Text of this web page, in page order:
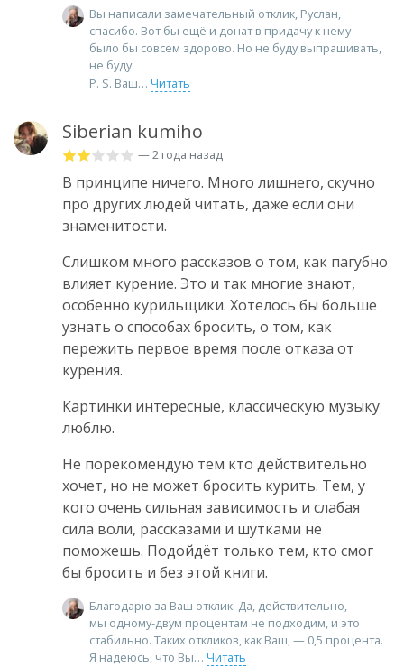
Вы написали замечательный отклик, Руслан,
спасибо. Вот бы ещё и донат в придачу к нему —
было бы совсем здорово. Но не буду выпрашивать,
не буду.
P. S. Ваш
Читать
Siberian kumiho
— 2 года назад
В принципе ничего. Много лишнего, скучно
про других людей читать, даже если они
знаменитости.
Слишком много рассказов о том, как пагубно
влияет курение. Это и так многие знают,
особенно курильщики. Хотелось бы больше
узнать о способах бросить, о том, как
пережить первое время после отказа от
курения.
Картинки интересные, классическую музыку
люблю.
Не порекомендую тем кто действительно
хочет, но не может бросить курить. Тем, у
кого очень сильная зависимость и слабая
сила воли, рассказами и шутками не
поможешь. Подойдëт только тем, кто смог
бы бросить и без этой книги.
Благодарю за Ваш отклик. Да, действительно,
мы одному-двум процентам не подходим, и это
стабильно. Таких откликов, как Ваш, — 0,5 процента.
Я надеюсь, что Вы
Читать